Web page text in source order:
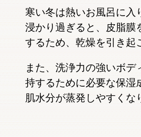
寒い冬は熱いお風呂に入
浸かり過ぎると、皮脂膜
するため、乾燥を引き起
また、洗浄力の強いボ
持するために必要な保湿
肌水分が蒸発しやすくな